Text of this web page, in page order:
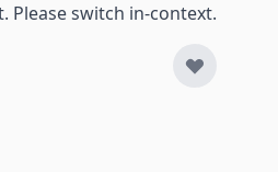
Please switch in-context.